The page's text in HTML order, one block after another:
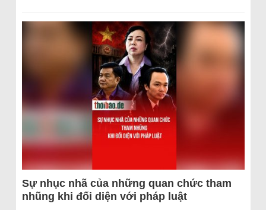
Sự nhục nhã của những quan chức tham
nhũng khi đối diện với pháp luật